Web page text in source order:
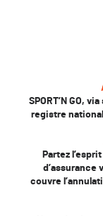
SPORT’N GO,
registre
Partez
d’assurance
couvre